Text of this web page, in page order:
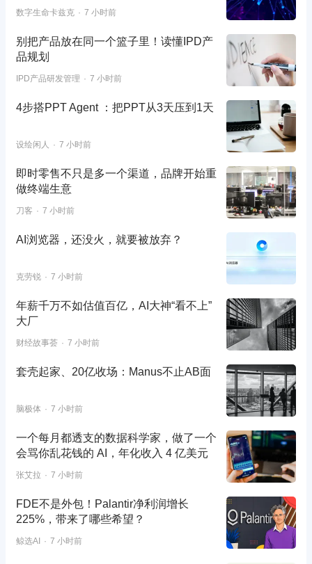
数字生命卡兹克 7 小时前
别把产品放在同一个篮子里！读懂IPD产
品规划
IPD产品研发管理 7 小时前
4步搭PPT Agent ：把PPT从3天压到1天
设绘闲人 7 小时前
即时零售不只是多一个渠道，品牌开始重
做终端生意
刀客 7 小时前
AI浏览器，还没火，就要被放弃？
克劳锐 7 小时前
年薪千万不如估值百亿，AI大神“看不上”
大厂
财经故事荟 7 小时前
套壳起家、20亿收场：Manus不止AB面
脑极体 7 小时前
一个每月都透支的数据科学家，做了一个
会骂你乱花钱的 AI，年化收入 4 亿美元
张艾拉 7 小时前
FDE不是外包！Palantir净利润增长
225%，带来了哪些希望？
鲸选AI 7 小时前